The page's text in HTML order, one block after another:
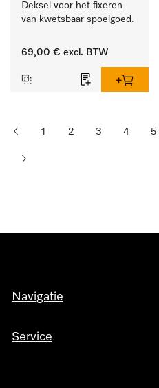
Deksel voor het fixeren
van kwetsbaar spoelgoed.
69,00 € excl. BTW
1 2 3 4 5
Navigatie
Service